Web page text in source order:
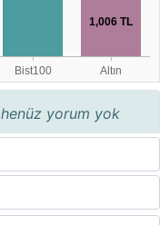
henüz yorum yok